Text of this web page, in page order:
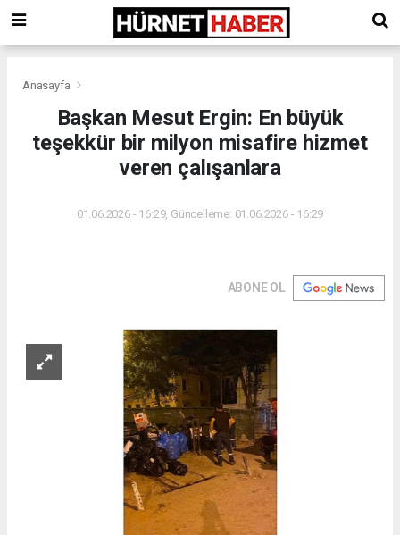
Anasayfa
Başkan Mesut Ergin: En büyük
teşekkür bir milyon misafire hizmet
veren çalışanlara
01.06.2026 - 16:29, Güncelleme: 01.06.2026 - 16:29
ABONE OL